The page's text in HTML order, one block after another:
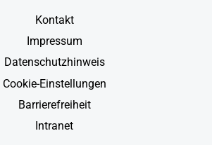
Kontakt
Impressum
Datenschutzhinweis
Cookie-Einstellungen
Barrierefreiheit
Intranet